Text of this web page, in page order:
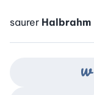
saurer Halbrahm